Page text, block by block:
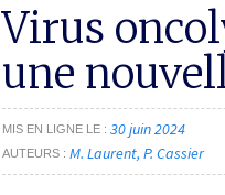
Virus
une
MIS EN LIGNE LE 30 juin 2024
AUTEURS M. Laurent P. Cassier